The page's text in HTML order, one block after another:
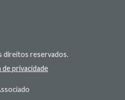
direitos reservados.
de privacidade